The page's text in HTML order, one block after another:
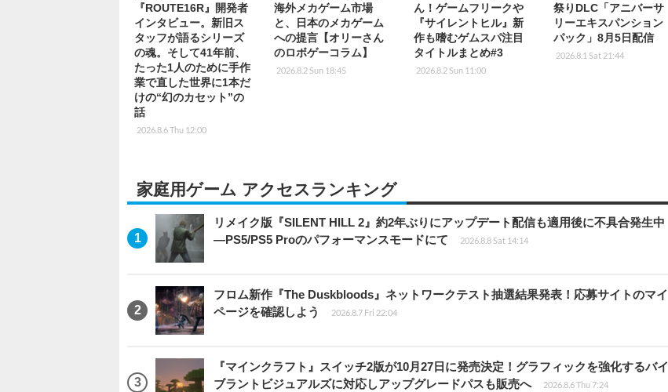
『ROUTE16R』開発者
インタビュー。新旧ス
タッフが語るシリーズ
の魂。そして41年前、
たった1人のために手作
業で直した世界に1本だ
けの“幻のカセット”の
話
2026.8.6 Thu 12:00
海外メカゲーム市場
と、日本のメカゲーム
への提言【オリーさん
のロボゲーコラム】
2026.8.2 Sun 18:45
ん！ゲームフリークや
『サイレントヒル』新
作も嗜むゲムスパ注目
タイトルまとめ#3
2026.8.2 Sun 11:00
祭りDLC「アニバーサ
リーエキスパンション
パック」8月5日配信
2026.8.1 Sat 21:44
家庭用ゲーム アクセスランキング
リメイク版『SILENT HILL 2』約2年ぶりにアップデート配信も適用後に不具合発生中
―PS5/PS5 Proのパフォーマンスモードにて
2026.8.8 Sat 14:14
フロム新作『The Duskbloods』ネットワークテスト抽選結果発表！応募サイトのマイ
ページを確認しよう
2026.8.7 Fri 22:04
『マインクラフト』スイッチ2版が10月27日に発売決定！グラフィックを強化するバイ
ブラントビジュアルズに対応しアップグレードパスも販売へ
2026.8.6 Thu 7:24